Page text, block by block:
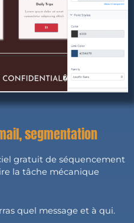
segmentation
gratuit de séquencement
la tâche mécanique
quel message et à qui.